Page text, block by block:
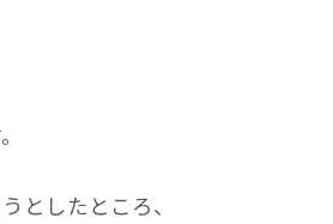
としたところ、